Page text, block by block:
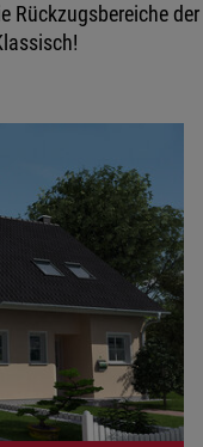
Rückzugsbereiche der